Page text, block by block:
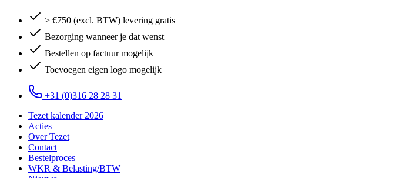
> €750 (excl. BTW) levering gratis
Bezorging wanneer je dat wenst
Bestellen op factuur mogelijk
Toevoegen eigen logo mogelijk
+31 (0)316 28 28 31
Tezet kalender 2026
Acties
Over Tezet
Contact
Bestelproces
WKR & Belasting/BTW